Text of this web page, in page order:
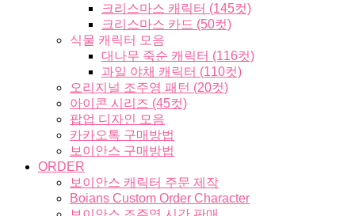
크리스마스 캐릭터 (145컷)
크리스마스 카드 (50컷)
식물 캐릭터 모음
대나무 죽순 캐릭터 (116컷)
과일 야채 캐릭터 (110컷)
오리지널 조주영 패턴 (20컷)
아이콘 시리즈 (45컷)
팝업 디자인 모음
카카오톡 구매방법
보이안스 구매방법
ORDER
보이안스 캐릭터 주문 제작
Boians Custom Order Character